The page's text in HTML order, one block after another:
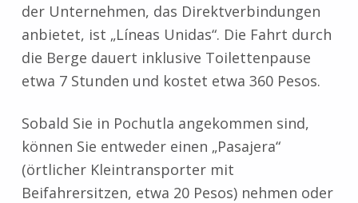
der Unternehmen, das Direktverbindungen
anbietet, ist „Líneas Unidas“. Die Fahrt durch
die Berge dauert inklusive Toilettenpause
etwa 7 Stunden und kostet etwa 360 Pesos.
Sobald Sie in Pochutla angekommen sind,
können Sie entweder einen „Pasajera“
(örtlicher Kleintransporter mit
Beifahrersitzen, etwa 20 Pesos) nehmen oder